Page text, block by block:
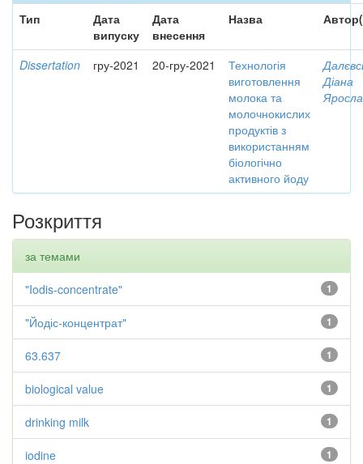
Тип
Дата
випуску
Дата
внесення
Назва
Dissertation гру-2021 20-гру-2021
Технологія
виготовлення
молока та
молочнокислих
продуктів з
використанням
біологічно
активного йоду
Діана
Розкриття
за темами
1
"Iodis-concentrate"
1
"Йодіс-концентрат"
1
63.637
1
biological value
1
drinking milk
1
iodine